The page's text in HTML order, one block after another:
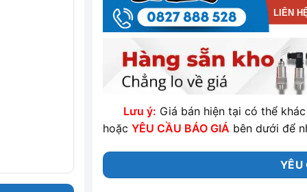
LIÊN
Lưu ý: Giá bán hiện tại có thể
hoặcYÊU CẦU BÁO GIÁ bên dưới để
YÊU